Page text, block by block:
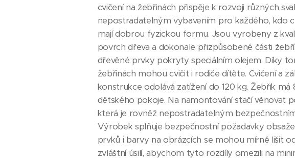
cvičení na žebřinách přispěje k rozvoji různých
nepostradatelným vybavením pro každého, kdo
mají dobrou fyzickou formu. Jsou vyrobeny z
povrch dřeva a dokonale přizpůsobené části
dřevěné prvky pokryty speciálním olejem. Díky
žebřinách mohou cvičit i rodiče dítěte. Cvičení a
konstrukce odolává zatížení do 120 kg. Žebřík
dětského pokoje. Na namontování stačí věnovat
která je rovněž nepostradatelným
Výrobek splňuje bezpečnostní požadavky
prvků i barvy na obrázcích se mohou mírně lišit
zvláštní úsilí, abychom tyto rozdíly omezili na